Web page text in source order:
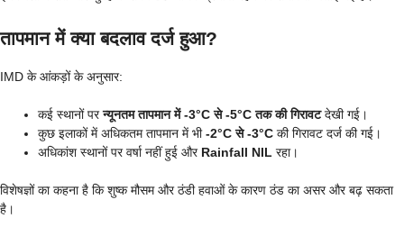
तापमान में क्या बदलाव दर्ज हुआ?
IMD के आंकड़ों के अनुसार:
कई स्थानों परन्यूनतम तापमान में -3°C से -5°C तक की गिरावटदेखी गई।
कुछ इलाकों में अधिकतम तापमान में भी-2°C से -3°C की गिरावट दर्ज की गई।
अधिकांश स्थानों पर वर्षा नहीं हुई और Rainfall NIL रहा।
विशेषज्ञों का कहना है कि शुष्क मौसम और ठंडी हवाओं के कारण ठंड का असर और बढ़ सकता
है।